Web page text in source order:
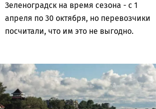
Зеленоградск на время сезона - с 1
апреля по 30 октября, но перевозчики
посчитали, что им это не выгодно.